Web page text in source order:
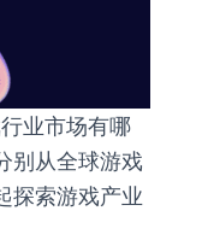
业市场有哪
别从全球游戏
探索游戏产业